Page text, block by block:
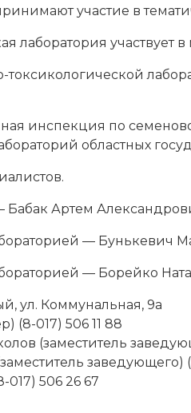
участие в
лаборатория участвует
токсикологической
инспекция по
областных
Артем
— Бунькевич
— Борейко
ул. Коммунальная, 9а
(8-017) 506 11 88
(заместитель
заведующего)
506 26 67